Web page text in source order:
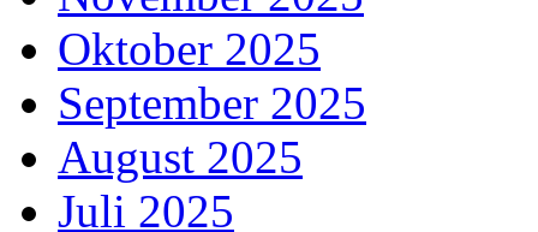
Oktober 2025
September 2025
August 2025
Juli 2025